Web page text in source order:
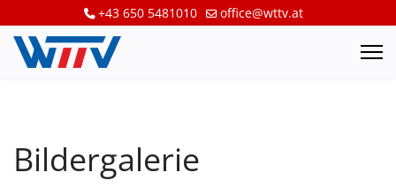
+43 650 5481010 office@wttv.at
Bildergalerie